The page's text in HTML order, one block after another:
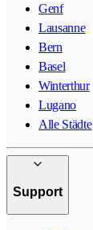
Genf
Lausanne
Bern
Basel
Winterthur
Lugano
Alle Städte
Support